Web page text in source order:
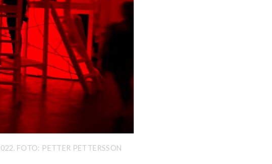
FOTO: PETTER PETTERSSON